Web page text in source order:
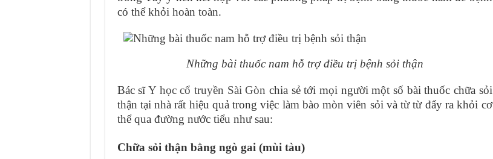
có thể khỏi hoàn toàn.
Những bài thuốc nam hỗ trợ điều trị bệnh sỏi thận
Bác sĩY học cổ truyền Sài Gòn chia sẻ tới mọi người một số bài thuốc chữa sỏi
thận tại nhà rất hiệu quả trong việc làm bào mòn viên sỏi và từ từ đẩy ra khỏi cơ
thể qua đường nước tiểu như sau:
Chữa sỏi thận bằng ngò gai (mùi tàu)